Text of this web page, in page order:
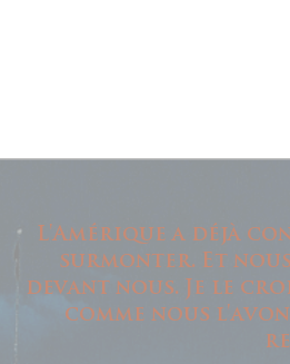
L'Amérique a déjà
surmonter. Et
devant nous. Je le
comme nous